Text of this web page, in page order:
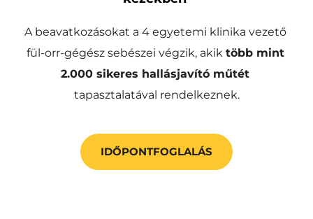
A beavatkozásokat a 4 egyetemi klinika vezető
fül-orr-gégész sebészei végzik, akik több mint
2.000 sikeres hallásjavító műtét
tapasztalatával rendelkeznek.
IDŐPONTFOGLALÁS